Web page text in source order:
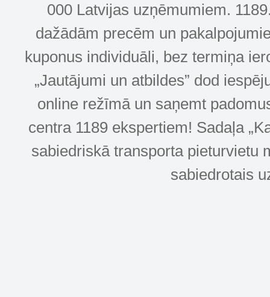
000 Latvijas uzņēmumiem.
dažādām precēm un
kuponus individuāli, bez termiņa
„Jautājumi un atbildes” dod
online režīmā un saņemt
centra 1189 ekspertiem! Sadaļa
sabiedriskā transporta pieturvietu
sabiedrotais